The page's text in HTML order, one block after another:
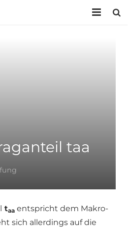
taa
taa entspricht dem Makro-
sich allerdings auf die